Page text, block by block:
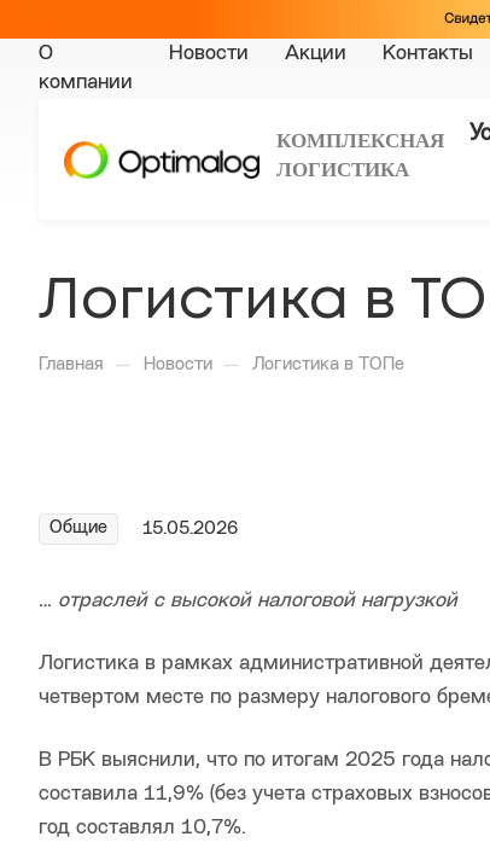
О
компании
Новости Акции Контакты
КОМПЛЕКСНАЯ
ЛОГИСТИКА
Логистика в
Главная — Новости — Логистика в ТОПе
Общие 15.05.2026
… отраслей с высокой налоговой нагрузкой
Логистика в рамках административной
четвертом месте по размеру налогового
В РБК выяснили, что по итогам 2025 года
составила 11,9% (без учета страховых
год составлял 10,7%.